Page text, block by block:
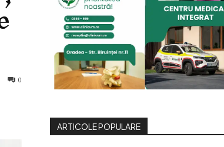
0
ARTICOLE POPULARE